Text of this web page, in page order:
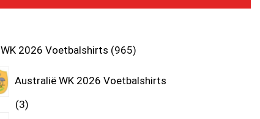
WK 2026 Voetbalshirts 965
Australië WK 2026 Voetbalshirts
3